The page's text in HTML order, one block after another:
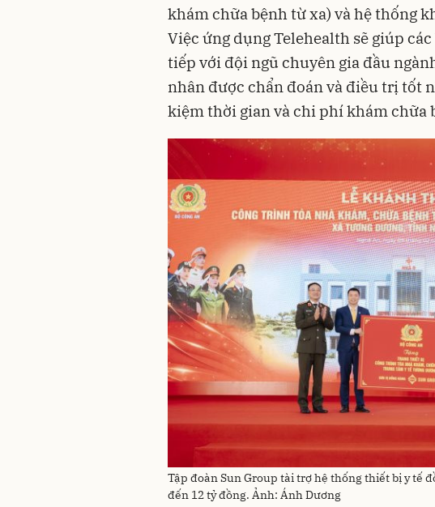
khám chữa bệnh từ xa) và hệ thống
Việc ứng dụng Telehealth sẽ giúp
tiếp với đội ngũ chuyên gia đầu
nhân được chẩn đoán và điều trị tốt
kiệm thời gian và chi phí khám chữa
Tập đoàn Sun Group tài trợ hệ thống thiết bị y tế
đến 12 tỷ đồng. Ảnh: Ánh Dương